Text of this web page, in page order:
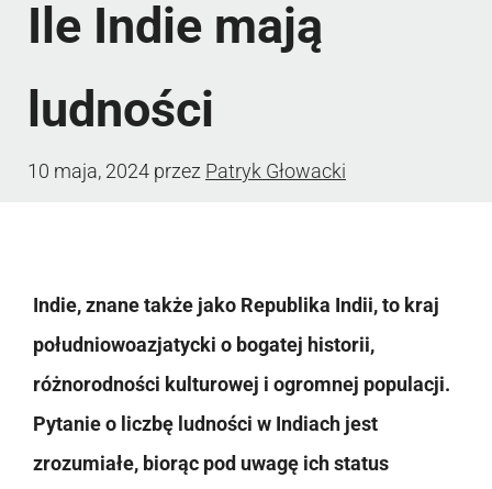
Ile Indie mają
ludności
10 maja, 2024 przez Patryk Głowacki
Indie, znane także jako Republika Indii, to kraj
południowoazjatycki o bogatej historii,
różnorodności kulturowej i ogromnej populacji.
Pytanie o liczbę ludności w Indiach jest
zrozumiałe, biorąc pod uwagę ich status